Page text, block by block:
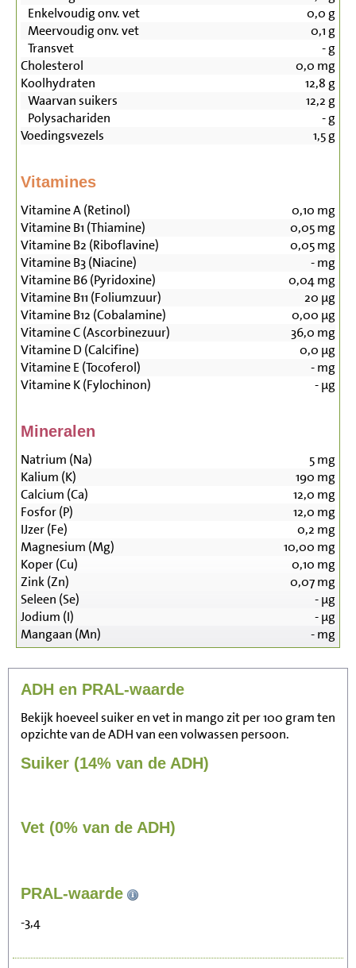
Enkelvoudig onv. vet
0,0 g
Meervoudig onv. vet
0,1 g
Transvet
-g
Cholesterol
0,0 mg
Koolhydraten
12,8 g
Waarvan suikers
12,2 g
Polysachariden
-g
Voedingsvezels
1,5g
Vitamines
Vitamine A (Retinol) 0,10 mg
Vitamine B1 (Thiamine)
0,05mg
Vitamine B2 (Riboflavine)
0,05mg
Vitamine B3 (Niacine)
-mg
Vitamine B6 (Pyridoxine)
0,04mg
Vitamine B11 (Foliumzuur)
20 µg
Vitamine B12 (Cobalamine)
0,00 µg
Vitamine C (Ascorbinezuur)
36,0 mg
Vitamine D (Calcifine)
0,0 µg
Vitamine E (Tocoferol)
-mg
Vitamine K (Fylochinon)
-µg
Mineralen
Natrium (Na) 5mg
Kalium (K)
190 mg
Calcium (Ca)
12,0 mg
Fosfor (P)
12,0 mg
IJzer (Fe)
0,2 mg
Magnesium (Mg)
10,00 mg
Koper (Cu)
0,10 mg
Zink (Zn)
0,07mg
Seleen (Se)
-µg
Jodium (I)
-µg
Mangaan (Mn)
-mg
ADH en PRAL-waarde
Bekijk hoeveel suiker en vet in mango zit per 100 gram ten
opzichte van de ADH van een volwassen persoon.
Suiker (14% van de ADH)
Vet (0% van de ADH)
PRAL-waarde
-3,4
Zitten, tv kijken